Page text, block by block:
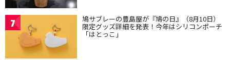
7 鳩サブレーの豊島屋が『鳩の日』（8月10日）
限定グッズ詳細を発表！今年はシリコンポーチ
「はとっこ」